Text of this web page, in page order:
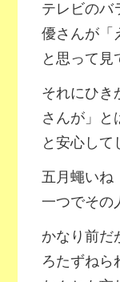
テレビのバ
優さんが「
と思って見
それにひき
さんが」と
と安心して
五月蠅いね
一つでその
かなり前だ
ろたずねら